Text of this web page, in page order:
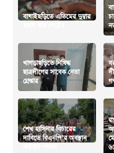
বাঘাইছড়িতে এতিমের দুম্বার
খাগড়াছড়িতে নিষিদ্ধ
ছাত্রলীগের সাবেক নেতা
গ্রেপ্তার
শেখ হাসিনার বিচারের
দাবিতে বিএনপি’র অবস্থান